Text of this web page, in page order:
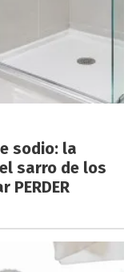
sodio: la
sarro de los